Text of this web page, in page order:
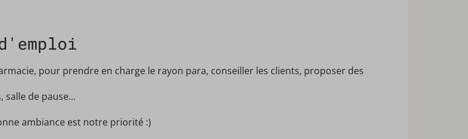
pour prendre en charge le rayon para, conseiller les clients, proposer des
salle de pause...
ambiance est notre priorité :)